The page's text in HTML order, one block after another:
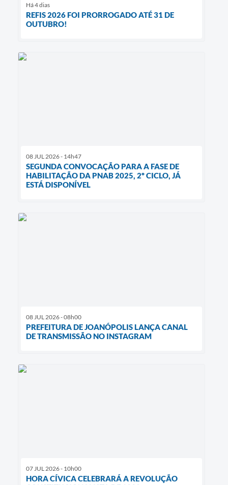
Há 4 dias
REFIS 2026 FOI PRORROGADO ATÉ 31 DE
OUTUBRO!
08 JUL 2026 - 14h47
SEGUNDA CONVOCAÇÃO PARA A FASE DE
HABILITAÇÃO DA PNAB 2025, 2º CICLO, JÁ
ESTÁ DISPONÍVEL
08 JUL 2026 - 08h00
PREFEITURA DE JOANÓPOLIS LANÇA CANAL
DE TRANSMISSÃO NO INSTAGRAM
07 JUL 2026 - 10h00
HORA CÍVICA CELEBRARÁ A REVOLUÇÃO